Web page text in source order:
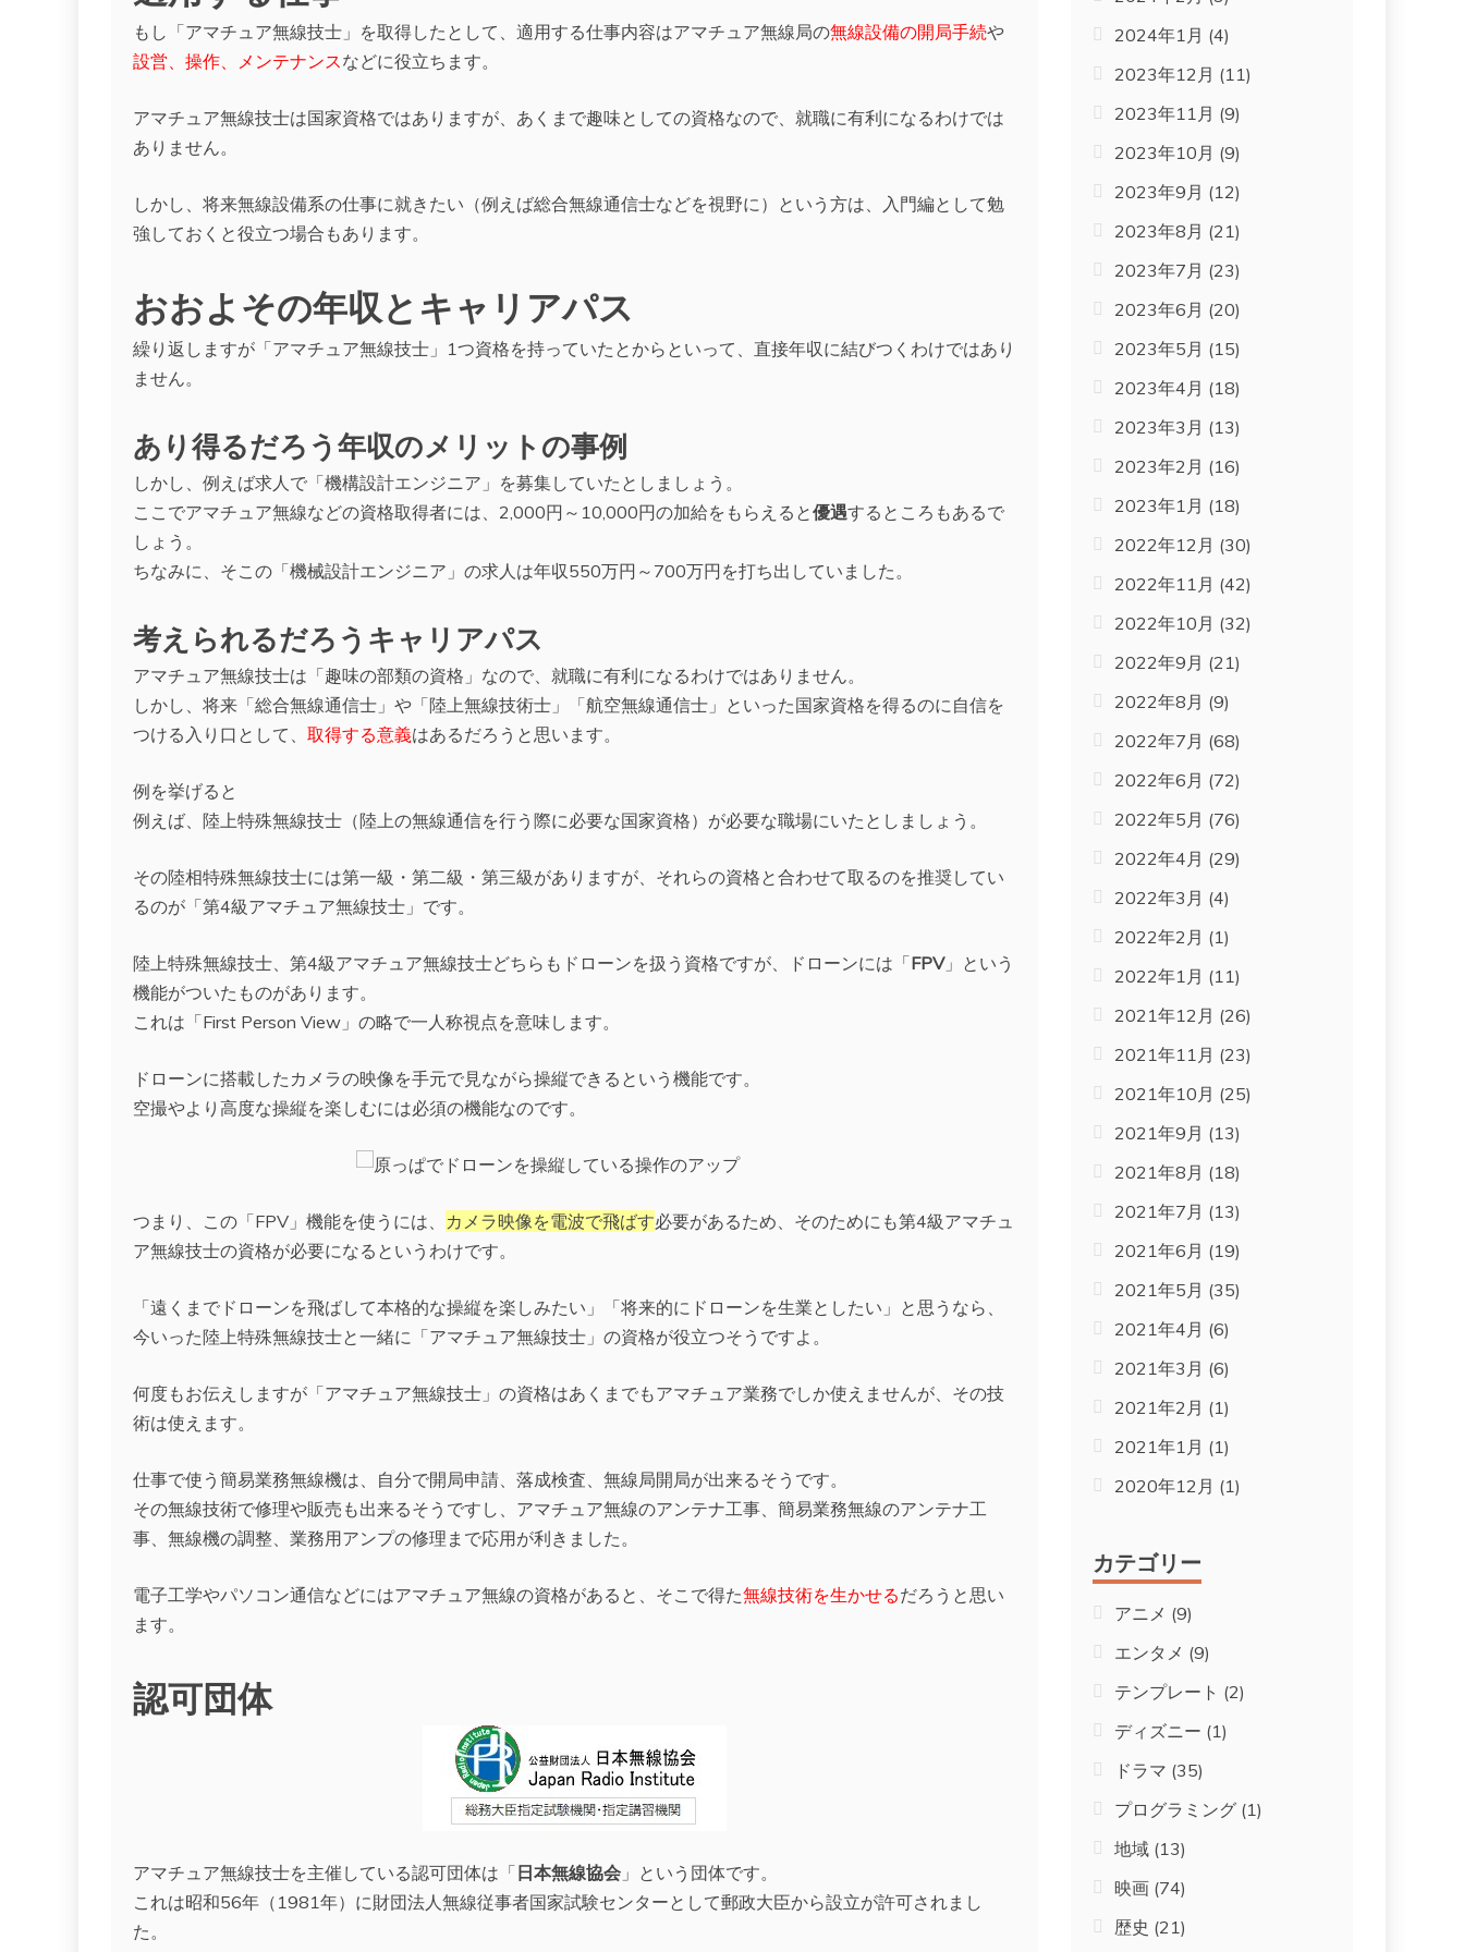
もし「アマチュア無線技士」を取得したとして、適用する仕事内容はアマチュア無線局の無線設備の開局手続や
設営、操作、メンテナンスなどに役立ちます。
アマチュア無線技士は国家資格ではありますが、あくまで趣味としての資格なので、就職に有利になるわけでは
ありません。
しかし、将来無線設備系の仕事に就きたい（例えば総合無線通信士などを視野に）という方は、入門編として勉
強しておくと役立つ場合もあります。
おおよその年収とキャリアパス
繰り返しますが「アマチュア無線技士」1つ資格を持っていたとからといって、直接年収に結びつくわけではあり
ません。
あり得るだろう年収のメリットの事例
しかし、例えば求人で「機構設計エンジニア」を募集していたとしましょう。
ここでアマチュア無線などの資格取得者には、2,000円～10,000円の加給をもらえると優遇するところもあるで
しょう。
ちなみに、そこの「機械設計エンジニア」の求人は年収550万円～700万円を打ち出していました。
考えられるだろうキャリアパス
アマチュア無線技士は「趣味の部類の資格」なので、就職に有利になるわけではありません。
しかし、将来「総合無線通信士」や「陸上無線技術士」「航空無線通信士」といった国家資格を得るのに自信を
つける入り口として、 取得する意義はあるだろうと思います。
例を挙げると
例えば、陸上特殊無線技士（陸上の無線通信を行う際に必要な国家資格）が必要な職場にいたとしましょう。
その陸相特殊無線技士には第一級・第二級・第三級がありますが、それらの資格と合わせて取るのを推奨してい
るのが「第4級アマチュア無線技士」です。
陸上特殊無線技士、第4級アマチュア無線技士どちらもドローンを扱う資格ですが、ドローンには「FPV」という
機能がついたものがあります。
これは「First Person View」の略で一人称視点を意味します。
ドローンに搭載したカメラの映像を手元で見ながら操縦できるという機能です。
空撮やより高度な操縦を楽しむには必須の機能なのです。
つまり、この「FPV」機能を使うには、 カメラ映像を電波で飛ばす必要があるため、そのためにも第4級アマチュ
ア無線技士の資格が必要になるというわけです。
「遠くまでドローンを飛ばして本格的な操縦を楽しみたい」「将来的にドローンを生業としたい」と思うなら、
今いった陸上特殊無線技士と一緒に「アマチュア無線技士」の資格が役立つそうですよ。
何度もお伝えしますが「アマチュア無線技士」の資格はあくまでもアマチュア業務でしか使えませんが、その技
術は使えます。
仕事で使う簡易業務無線機は、自分で開局申請、落成検査、無線局開局が出来るそうです。
その無線技術で修理や販売も出来るそうですし、アマチュア無線のアンテナ工事、簡易業務無線のアンテナ工
事、無線機の調整、業務用アンプの修理まで応用が利きました。
電子工学やパソコン通信などにはアマチュア無線の資格があると、そこで得た無線技術を生かせるだろうと思い
ます。
認可団体
アマチュア無線技士を主催している認可団体は「日本無線協会 」という団体です。
これは昭和56年（1981年）に財団法人無線従事者国家試験センターとして郵政大臣から設立が許可されまし
た。
2024年1月 (4)
2023年12月 (11)
2023年11月 (9)
2023年10月 (9)
2023年9月 (12)
2023年8月 (21)
2023年7月 (23)
2023年6月 (20)
2023年5月 (15)
2023年4月 (18)
2023年3月 (13)
2023年2月 (16)
2023年1月 (18)
2022年12月 (30)
2022年11月 (42)
2022年10月 (32)
2022年9月 (21)
2022年8月 (9)
2022年7月 (68)
2022年6月 (72)
2022年5月 (76)
2022年4月 (29)
2022年3月 (4)
2022年2月 (1)
2022年1月 (11)
2021年12月 (26)
2021年11月 (23)
2021年10月 (25)
2021年9月 (13)
2021年8月 (18)
2021年7月 (13)
2021年6月 (19)
2021年5月 (35)
2021年4月 (6)
2021年3月 (6)
2021年2月 (1)
2021年1月 (1)
2020年12月 (1)
カテゴリー
アニメ (9)
エンタメ (9)
テンプレート (2)
ディズニー (1)
ドラマ (35)
プログラミング (1)
地域 (13)
映画 (74)
歴史 (21)